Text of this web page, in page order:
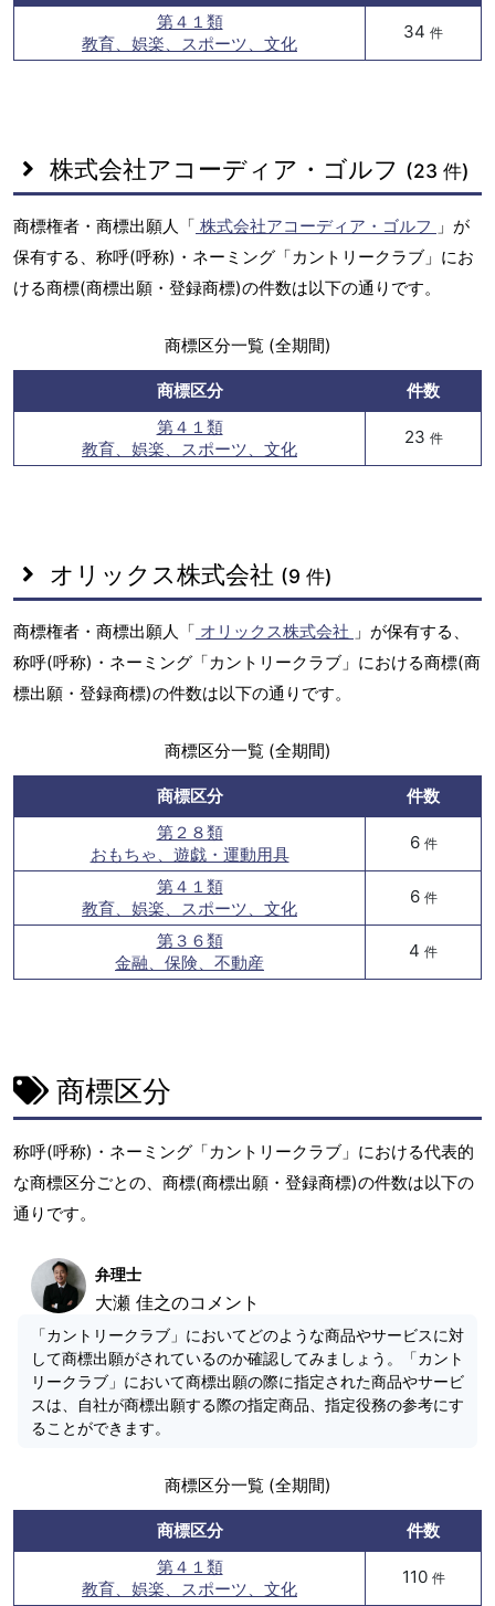
第４１類
教育、娯楽、スポーツ、文化
34 件
株式会社アコーディア・ゴルフ (23 件)
商標権者・商標出願人「 株式会社アコーディア・ゴルフ 」が
保有する、称呼(呼称)・ネーミング「カントリークラブ」にお
ける商標(商標出願・登録商標)の件数は以下の通りです。
商標区分一覧 (全期間)
商標区分
件数
第４１類
教育、娯楽、スポーツ、文化
23 件
オリックス株式会社 (9 件)
商標権者・商標出願人「 オリックス株式会社 」が保有する、
称呼(呼称)・ネーミング「カントリークラブ」における商標(商
標出願・登録商標)の件数は以下の通りです。
商標区分一覧 (全期間)
商標区分
件数
第２８類
おもちゃ、遊戯・運動用具
6 件
第４１類
教育、娯楽、スポーツ、文化
6 件
第３６類
金融、保険、不動産
4 件
商標区分
称呼(呼称)・ネーミング「カントリークラブ」における代表的
な商標区分ごとの、商標(商標出願・登録商標)の件数は以下の
通りです。
弁理士
大瀬 佳之のコメント
「カントリークラブ」においてどのような商品やサービスに対
して商標出願がされているのか確認してみましょう。「カント
リークラブ」において商標出願の際に指定された商品やサービ
スは、自社が商標出願する際の指定商品、指定役務の参考にす
ることができます。
商標区分一覧 (全期間)
商標区分
件数
第４１類
教育、娯楽、スポーツ、文化
110 件